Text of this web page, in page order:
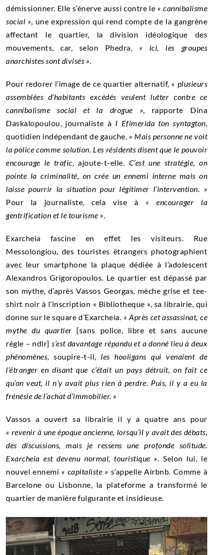
démissionner. Elle s’énerve aussi contre le « cannibalisme
social » , une expression qui rend compte de la gangrène
affectant le quartier, la division idéologique des
mouvements, car, selon Phedra, « ici, les groupes
anarchistes sont divisés »
Pour redorer l’image de ce quartier alternatif, « plusieurs
assemblées d’habitants excédés veulent lutter contre ce
cannibalisme social et la drogue » , rapporte Dina
Daskalopoulou, journaliste à I Efimerida ton syntagton
quotidien indépendant de gauche. « Mais personne ne voit
la police comme solution. Les résidents disent que le pouvoir
encourage le trafic , ajoute-t-elle.
C’est une stratégie, on
pointe la criminalité, on crée un ennemi interne mais on
laisse pourrir la situation pour légitimer l’intervention. »
Pour la journaliste, cela vise à « encourager la
gentrification et le tourisme »
Exarcheia fascine en effet les visiteurs. Rue
Messolongiou, des touristes étrangers photographient
avec leur smartphone la plaque dédiée à l’adolescent
Alexandros Grigoropoulos. Le quartier est dépassé par
son mythe, d’après Vassos Georgas, mèche grise et tee-
shirt noir à l’inscription « Bibliotheque », sa librairie, qui
donne sur le square d’Exarcheia. « Après cet assassinat, ce
mythe du quartier [sans police, libre et sans aucune
règle – ndlr] s’est davantage répandu et a donné lieu à deux
phénomènes , soupire-t-il, les hooligans qui venaient de
l’étranger en disant que c’était un pays détruit, on fait ce
qu’on veut, il n’y avait plus rien à perdre. Puis, il y a eu la
frénésie de l’achat d’immobilier. »
Vassos a ouvert sa librairie il y a quatre ans pour
« revenir à une époque ancienne, lorsqu’il y avait des débats,
des discussions, mais je ressens une profonde solitude.
Exarcheia est devenu normal, touristique »
. Selon lui, le
nouvel ennemi « capitaliste » s’appelle Airbnb. Comme à
Barcelone ou Lisbonne, la plateforme a transformé le
quartier de manière fulgurante et insidieuse.